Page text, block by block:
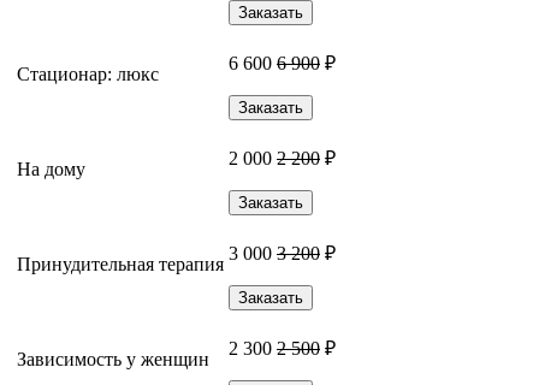
Заказать
Стационар: люкс
6 600 6 900 ₽
Заказать
На дому
2 000 2 200 ₽
Заказать
Принудительная терапия
3 000 3 200 ₽
Заказать
Зависимость у женщин
2 300 2 500 ₽